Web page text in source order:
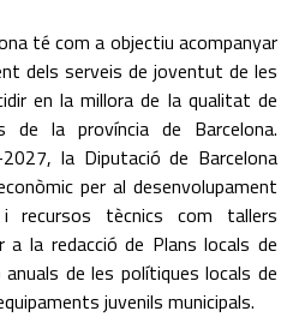
té com a objectiu acompanyar
dels serveis de joventut de les
en la millora de la qualitat de
la província de Barcelona.
la Diputació de Barcelona
per al desenvolupament
tècnics com tallers
la redacció de Plans locals de
de les polítiques locals de
juvenils municipals.